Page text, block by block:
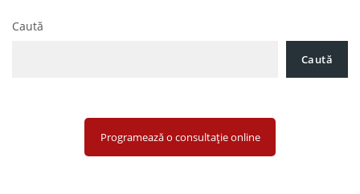
Caută
Caută
Programează o consultație online